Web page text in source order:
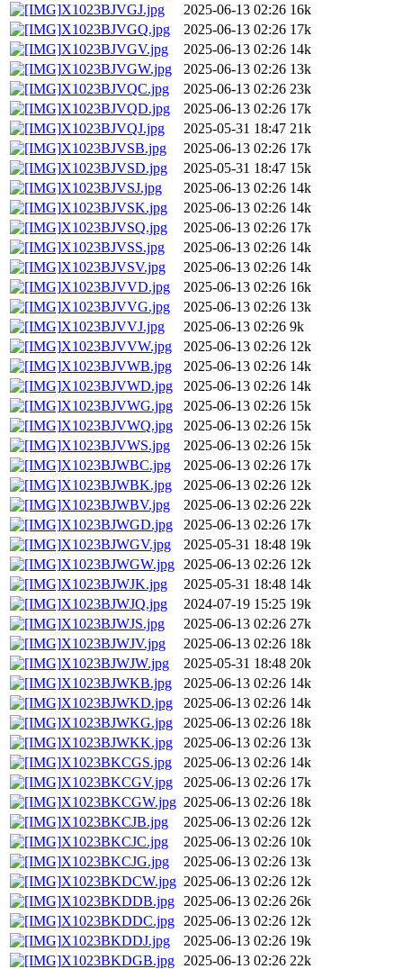
X1023BJVGJ.jpg
2025-06-13 02:26 16k
X1023BJVGQ.jpg
2025-06-13 02:26 17k
X1023BJVGV.jpg
2025-06-13 02:26 14k
X1023BJVGW.jpg
2025-06-13 02:26 13k
X1023BJVQC.jpg
2025-06-13 02:26 23k
X1023BJVQD.jpg
2025-06-13 02:26 17k
X1023BJVQJ.jpg
2025-05-31 18:47 21k
X1023BJVSB.jpg
2025-06-13 02:26 17k
X1023BJVSD.jpg
2025-05-31 18:47 15k
X1023BJVSJ.jpg
2025-06-13 02:26 14k
X1023BJVSK.jpg
2025-06-13 02:26 14k
X1023BJVSQ.jpg
2025-06-13 02:26 17k
X1023BJVSS.jpg
2025-06-13 02:26 14k
X1023BJVSV.jpg
2025-06-13 02:26 14k
X1023BJVVD.jpg
2025-06-13 02:26 16k
X1023BJVVG.jpg
2025-06-13 02:26 13k
X1023BJVVJ.jpg
2025-06-13 02:26 9k
X1023BJVVW.jpg
2025-06-13 02:26 12k
X1023BJVWB.jpg
2025-06-13 02:26 14k
X1023BJVWD.jpg
2025-06-13 02:26 14k
X1023BJVWG.jpg
2025-06-13 02:26 15k
X1023BJVWQ.jpg
2025-06-13 02:26 15k
X1023BJVWS.jpg
2025-06-13 02:26 15k
X1023BJWBC.jpg
2025-06-13 02:26 17k
X1023BJWBK.jpg
2025-06-13 02:26 12k
X1023BJWBV.jpg
2025-06-13 02:26 22k
X1023BJWGD.jpg
2025-06-13 02:26 17k
X1023BJWGV.jpg
2025-05-31 18:48 19k
X1023BJWGW.jpg
2025-06-13 02:26 12k
X1023BJWJK.jpg
2025-05-31 18:48 14k
X1023BJWJQ.jpg
2024-07-19 15:25 19k
X1023BJWJS.jpg
2025-06-13 02:26 27k
X1023BJWJV.jpg
2025-06-13 02:26 18k
X1023BJWJW.jpg
2025-05-31 18:48 20k
X1023BJWKB.jpg
2025-06-13 02:26 14k
X1023BJWKD.jpg
2025-06-13 02:26 14k
X1023BJWKG.jpg
2025-06-13 02:26 18k
X1023BJWKK.jpg
2025-06-13 02:26 13k
X1023BKCGS.jpg
2025-06-13 02:26 14k
X1023BKCGV.jpg
2025-06-13 02:26 17k
X1023BKCGW.jpg 2025-06-13 02:26 18k
X1023BKCJB.jpg
2025-06-13 02:26 12k
X1023BKCJC.jpg
2025-06-13 02:26 10k
X1023BKCJG.jpg
2025-06-13 02:26 13k
X1023BKDCW.jpg 2025-06-13 02:26 12k
X1023BKDDB.jpg
2025-06-13 02:26 26k
X1023BKDDC.jpg
2025-06-13 02:26 12k
X1023BKDDJ.jpg
2025-06-13 02:26 19k
X1023BKDGB.jpg
2025-06-13 02:26 22k